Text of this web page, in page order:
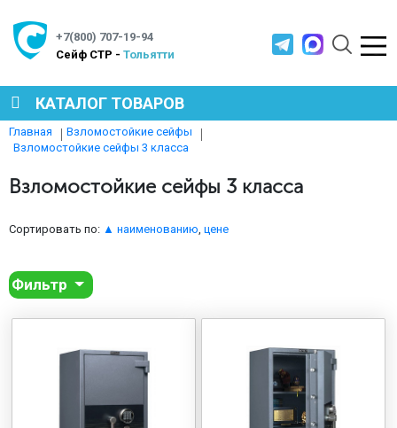
+7(800) 707-19-94
Cейф СТР - Тольятти
КАТАЛОГ ТОВАРОВ
СЕЙФЫ
МЕТАЛЛИЧЕСКИЕ СТЕЛЛАЖИ
МЕДИЦИНСКАЯ МЕБЕЛЬ
Главная
Взломостойкие сейфы
Взломостойкие сейфы 3 класса
Взломостойкие сейфы 3 класса
Сортировать по: ▲ наименованию, цене
Фильтр